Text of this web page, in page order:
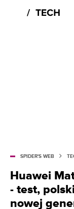
SPIDER'S WEB
Huawei
- test,
nowej